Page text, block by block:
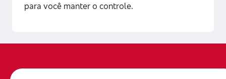
para você manter o controle.